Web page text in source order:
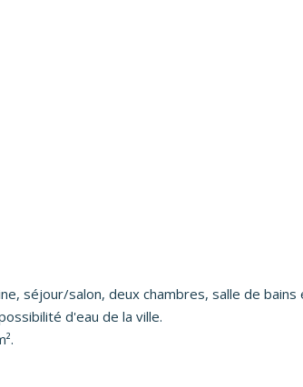
séjour/salon, deux chambres, salle de bains
d'eau de la ville.